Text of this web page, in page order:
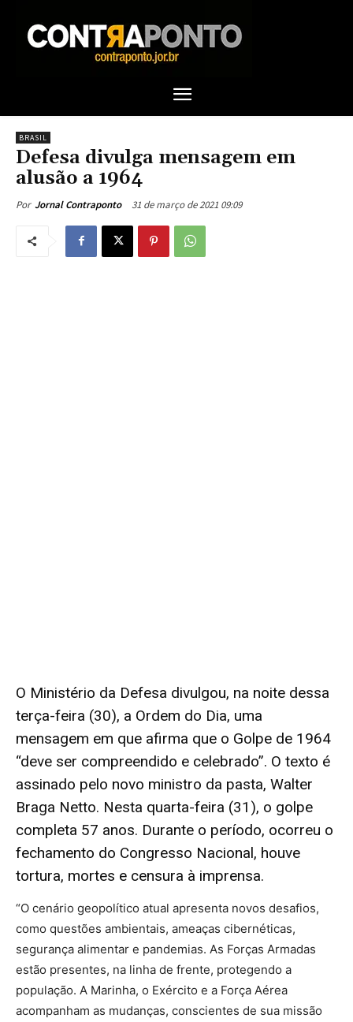
BRASIL
Defesa divulga mensagem em
alusão a 1964
Por Jornal Contraponto 31 de março de 2021 09:09
O Ministério da Defesa divulgou, na noite dessa
terça-feira (30), a Ordem do Dia, uma
mensagem em que afirma que o Golpe de 1964
“deve ser compreendido e celebrado”. O texto é
assinado pelo novo ministro da pasta, Walter
Braga Netto. Nesta quarta-feira (31), o golpe
completa 57 anos. Durante o período, ocorreu o
fechamento do Congresso Nacional, houve
tortura, mortes e censura à imprensa.
“O cenário geopolítico atual apresenta novos desafios,
como questões ambientais, ameaças cibernéticas,
segurança alimentar e pandemias. As Forças Armadas
estão presentes, na linha de frente, protegendo a
população. A Marinha, o Exército e a Força Aérea
acompanham as mudanças, conscientes de sua missão